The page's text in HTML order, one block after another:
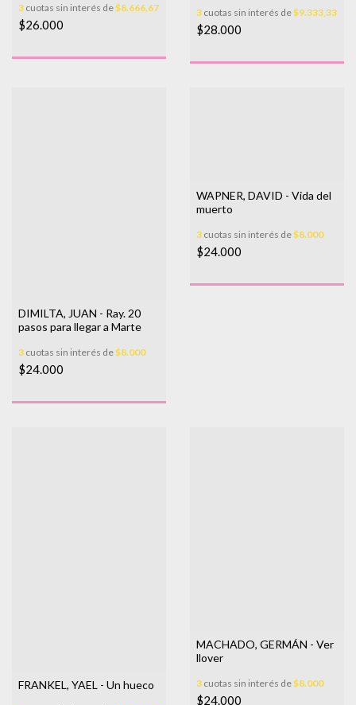
3 cuotas sin interés de$8.666,67
$26.000
3 cuotas sin interés de$9.333,33
$28.000
DIMILTA, JUAN - Ray. 20
pasos para llegar a Marte
3 cuotas sin interés de$8.000
$24.000
WAPNER, DAVID - Vida del
muerto
3 cuotas sin interés de$8.000
$24.000
FRANKEL, YAEL - Un hueco
MACHADO, GERMÁN - Ver
llover
3 cuotas sin interés de$8.000
$24.000